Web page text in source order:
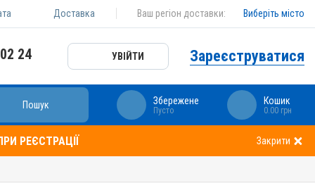
Доставка Ваш регіон доставки: Виберіть місто
24 УВІЙТИ Зареєструватися
Пошук Збережене
Пусто
Кошик
0.00 грн
РЕЄСТРАЦІЇ Закрити